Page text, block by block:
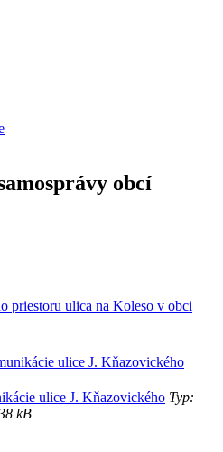
obcí
ulice J. Kňazovického Typ:
kB